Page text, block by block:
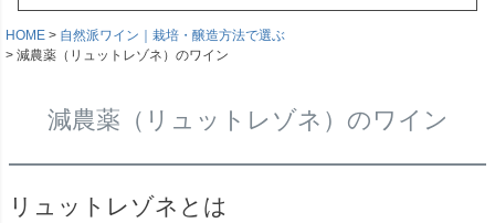
HOME
自然派ワイン｜栽培・醸造方法で選ぶ
減農薬（リュットレゾネ）のワイン
減農薬（リュットレゾネ）のワイン
リュットレゾネとは